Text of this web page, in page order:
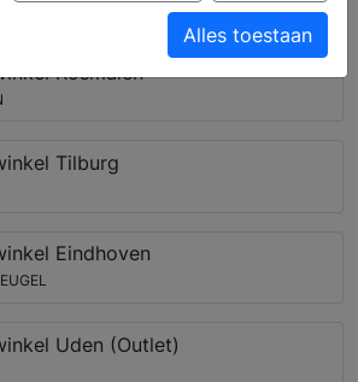
in de regio Vlijmen
Rosmalen
Tilburg
Eindhoven
Uden (Outlet)
Alles toestaan